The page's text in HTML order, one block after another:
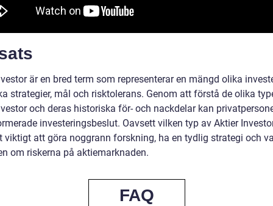
är en bred term som representerar en mängd olika
strategier, mål och risktolerans. Genom att förstå de olika
och deras historiska för- och nackdelar kan
investeringsbeslut. Oavsett vilken typ av Aktier
viktigt att göra noggrann forskning, ha en tydlig strategi och
om riskerna på aktiemarknaden.
FAQ